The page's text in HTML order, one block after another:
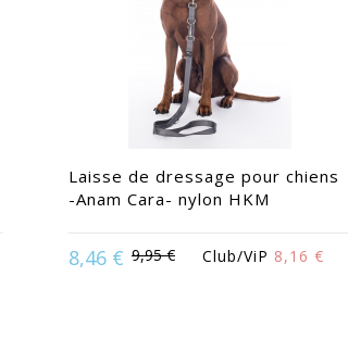
Laisse de dressage pour chiens
-Anam Cara- nylon HKM
8,46 € 9,95 € Club/ViP 8,16 €